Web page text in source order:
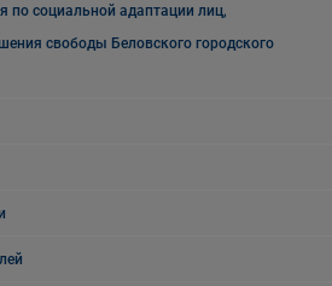
по социальной адаптации лиц,
свободы Беловского городского